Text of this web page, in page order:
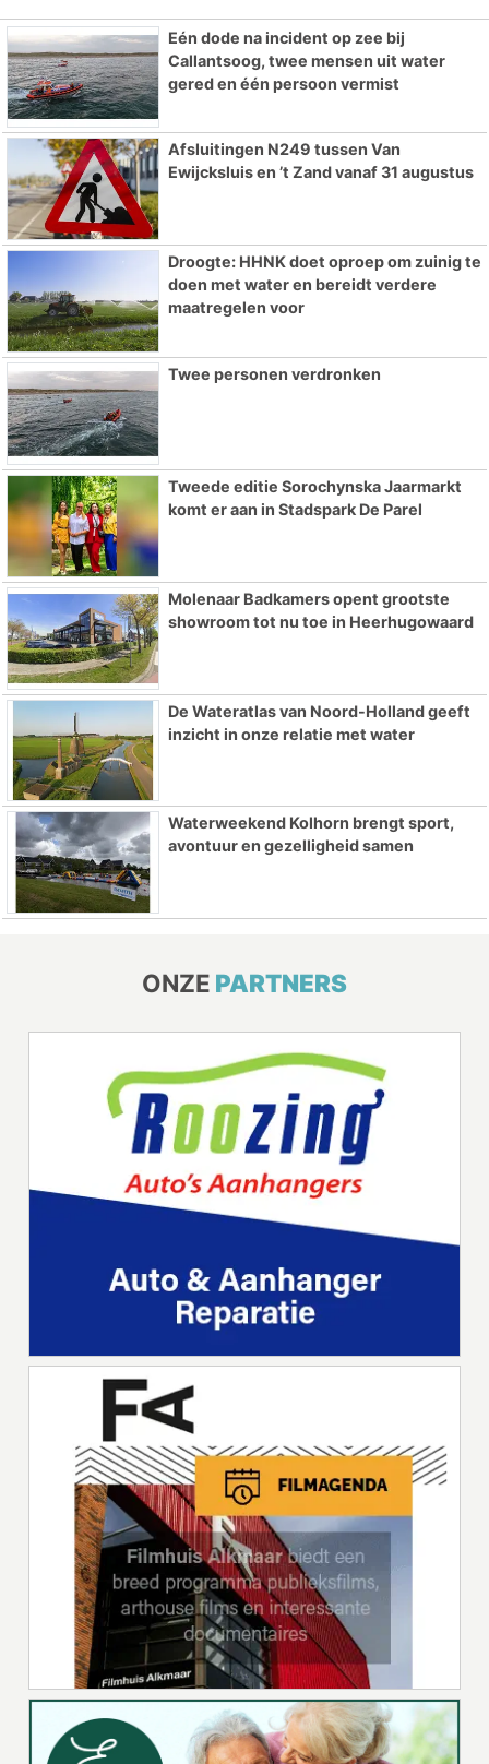
Eén dode na incident op zee bij
Callantsoog, twee mensen uit water
gered en één persoon vermist
Afsluitingen N249 tussen Van
Ewijcksluis en ’t Zand vanaf 31 augustus
Droogte: HHNK doet oproep om zuinig te
doen met water en bereidt verdere
maatregelen voor
Twee personen verdronken
Tweede editie Sorochynska Jaarmarkt
komt er aan in Stadspark De Parel
Molenaar Badkamers opent grootste
showroom tot nu toe in Heerhugowaard
De Wateratlas van Noord-Holland geeft
inzicht in onze relatie met water
Waterweekend Kolhorn brengt sport,
avontuur en gezelligheid samen
ONZE PARTNERS